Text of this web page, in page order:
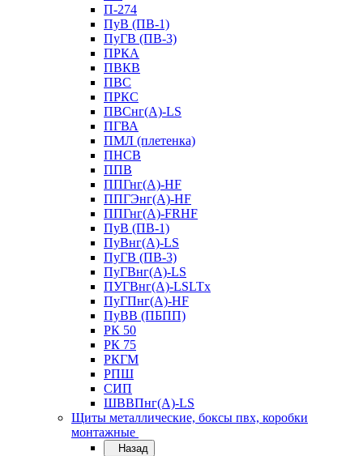
П-274
ПуВ (ПВ-1)
ПуГВ (ПВ-3)
ПРКА
ПВКВ
ПВС
ПРКС
ПВСнг(А)-LS
ПГВА
ПМЛ (плетенка)
ПНСВ
ППВ
ППГнг(А)-HF
ППГЭнг(А)-HF
ППГнг(А)-FRHF
ПуВ (ПВ-1)
ПуВнг(А)-LS
ПуГВ (ПВ-3)
ПуГВнг(А)-LS
ПУГВнг(А)-LSLTx
ПуГПнг(А)-HF
ПуВВ (ПБПП)
РК 50
РК 75
РКГМ
РПШ
СИП
ШВВПнг(А)-LS
Щиты металлические, боксы пвх, коробки
монтажные
Назад